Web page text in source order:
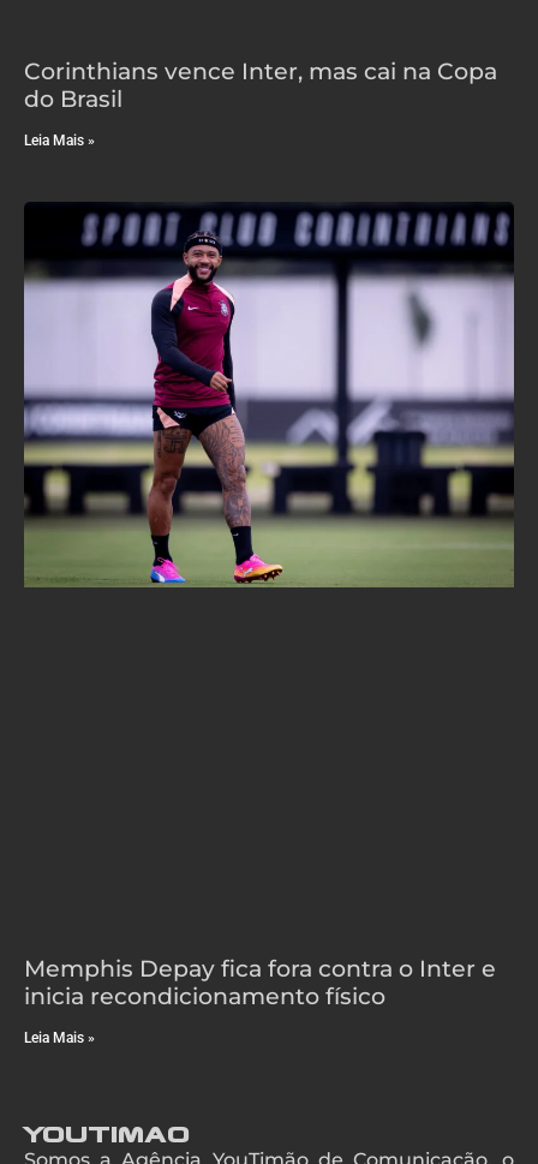
Corinthians vence Inter, mas cai na Copa
do Brasil
Leia Mais »
Memphis Depay fica fora contra o Inter e
inicia recondicionamento físico
Leia Mais »
YouTimao